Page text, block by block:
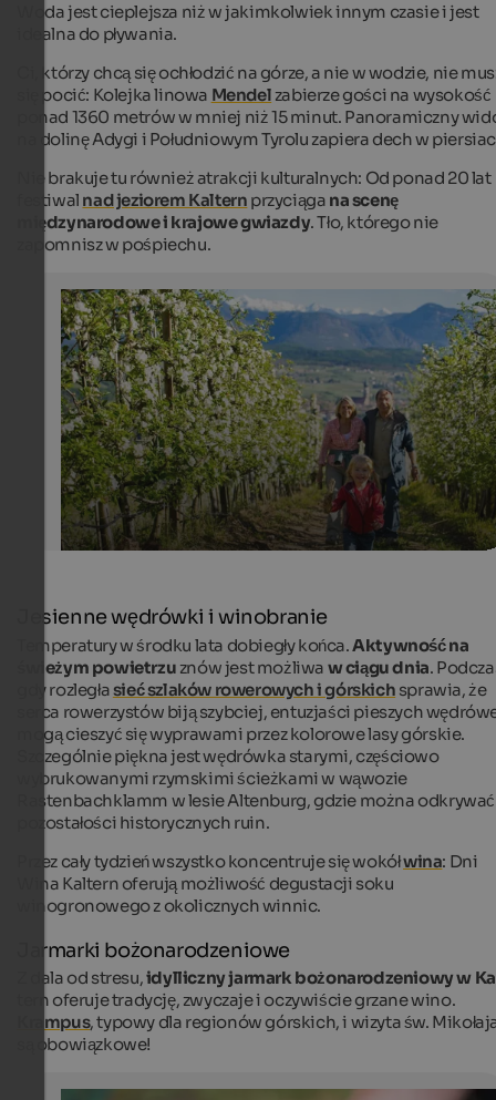
Apple blossom
Spring is the perfect season for cosy walks and hikes
flowering fruit orchards.
IDM Südtirol - Alex Filz
Woda jest cieplejsza niż w jakimkolwiek innym czasie i jest
idealna do pływania.
Ci, którzy chcą się ochłodzić na górze, a nie w wodzie, nie
się pocić: Kolejka linowa Mendel zabierze gości na wysokość
ponad 1360 metrów w mniej niż 15 minut. Panoramiczny
na dolinę Adygi i Południowym Tyrolu zapiera dech w
Nie brakuje tu również atrakcji kulturalnych: Od ponad 20 lat
festiwal nad jeziorem Kaltern przyciąga na scenę
międzynarodowe i krajowe gwiazdy. Tło, którego nie
zapomnisz w pośpiechu.
Jesienne wędrówki i winobranie
Temperatury w środku lata dobiegły końca.Aktywność na
świeżym powietrzu znów jest możliwa w ciągu dnia.
gdy rozległasieć szlaków rowerowych i górskich sprawia, że
serca rowerzystów biją szybciej, entuzjaści pieszych
mogą cieszyć się wyprawami przez kolorowe lasy górskie.
Szczególnie piękna jest wędrówka starymi, częściowo
wybrukowanymi rzymskimi ścieżkami w wąwozie
Rastenbachklamm w lesie Altenburg, gdzie można odkrywać
pozostałości historycznych ruin.
Przez cały tydzień wszystko koncentruje się wokółwina: Dni
Wina Kaltern oferują możliwość degustacji soku
winogronowego z okolicznych winnic.
Jarmarki bożonarodzeniowe
Z dala od stresu,idylliczny jarmark bożonarodzeniowy w
tern oferuje tradycję, zwyczaje i oczywiście grzane wino.
Krampus, typowy dla regionów górskich, i wizyta św.
są obowiązkowe!